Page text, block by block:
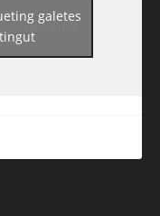
guiadereus/
galetes